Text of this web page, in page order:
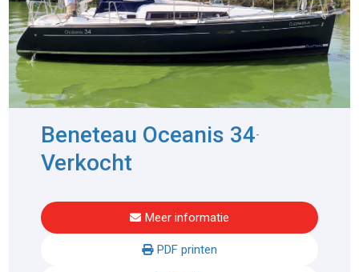
Beneteau Oceanis 34-
Verkocht
Meer informatie
PDF printen